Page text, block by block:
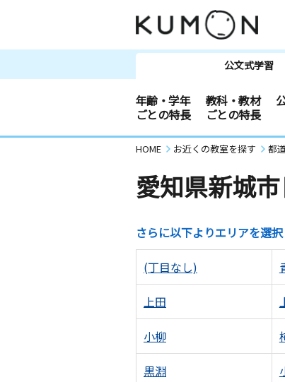
公文式学習
年齢・学年
ごとの特長
教科・教材
ごとの特長
HOME お近くの教室を探す 都
愛知県新城
さらに以下よりエリアを選択
(丁目なし)
上田
小柳
黒淵